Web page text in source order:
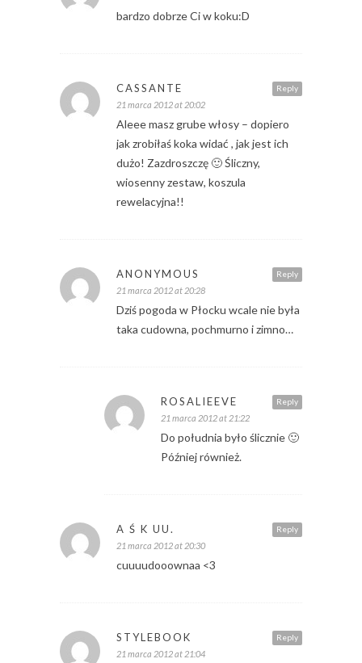
bardzo dobrze Ci w koku:D
Reply
CASSANTE
21 marca 2012 at 20:02
Aleee masz grube włosy – dopiero
jak zrobiłaś koka widać , jak jest ich
dużo! Zazdroszczę 🙂 Śliczny,
wiosenny zestaw, koszula
rewelacyjna!!
Reply
ANONYMOUS
21 marca 2012 at 20:28
Dziś pogoda w Płocku wcale nie była
taka cudowna, pochmurno i zimno…
Reply
ROSALIEEVE
21 marca 2012 at 21:22
Do południa było ślicznie 🙂
Później również.
Reply
A Ś K UU.
21 marca 2012 at 20:30
cuuuudooownaa <3
Reply
STYLEBOOK
21 marca 2012 at 21:04